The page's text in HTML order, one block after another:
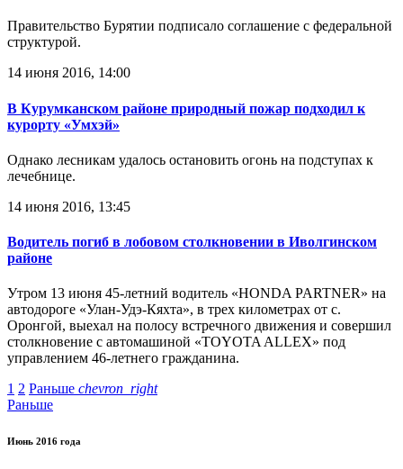
Правительство Бурятии подписало соглашение с федеральной
структурой.
14 июня 2016, 14:00
В Курумканском районе природный пожар подходил к
курорту «Умхэй»
Однако лесникам удалось остановить огонь на подступах к
лечебнице.
14 июня 2016, 13:45
Водитель погиб в лобовом столкновении в Иволгинском
районе
Утром 13 июня 45-летний водитель «HONDA PARTNER» на
автодороге «Улан-Удэ-Кяхта», в трех километрах от с.
Оронгой, выехал на полосу встречного движения и совершил
столкновение с автомашиной «TOYOTA ALLEX» под
управлением 46-летнего гражданина.
1 2 Раньше chevron_right
Раньше
Июнь 2016 года